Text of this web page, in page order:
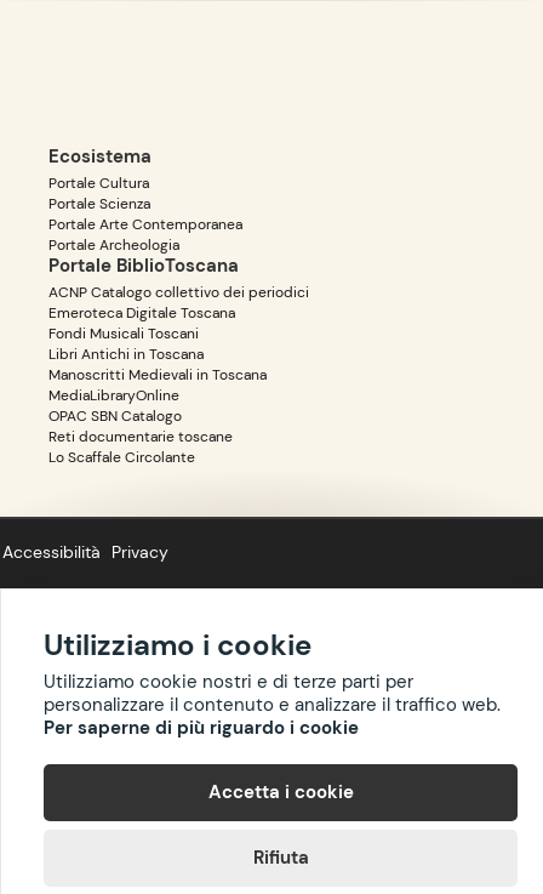
Ecosistema
Portale Cultura
Portale Scienza
Portale Arte Contemporanea
Portale Archeologia
Portale BiblioToscana
ACNP Catalogo collettivo dei periodici
Emeroteca Digitale Toscana
Fondi Musicali Toscani
Libri Antichi in Toscana
Manoscritti Medievali in Toscana
MediaLibraryOnline
OPAC SBN Catalogo
Reti documentarie toscane
Lo Scaffale Circolante
Accessibilità Privacy
Copyright ©BIBLIOTOSCANA: tutti i diritti riservati quanto ai dati delle
risorse. I contenuti estratti da Wikipedia sono riproducibili con licenza
cc-by-sa.
Utilizziamo i cookie
Utilizziamo cookie nostri e di terze parti per
personalizzare il contenuto e analizzare il traffico web.
Per saperne di più riguardo i cookie
Accetta i cookie
Rifiuta